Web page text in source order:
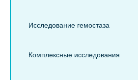
Исследование гемостаза
Комплексные исследования